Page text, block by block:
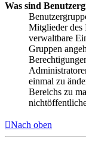
Was sind
Mitglieder des
verwaltbare
Gruppen
einmal zu
Bereichs zu
Nach oben